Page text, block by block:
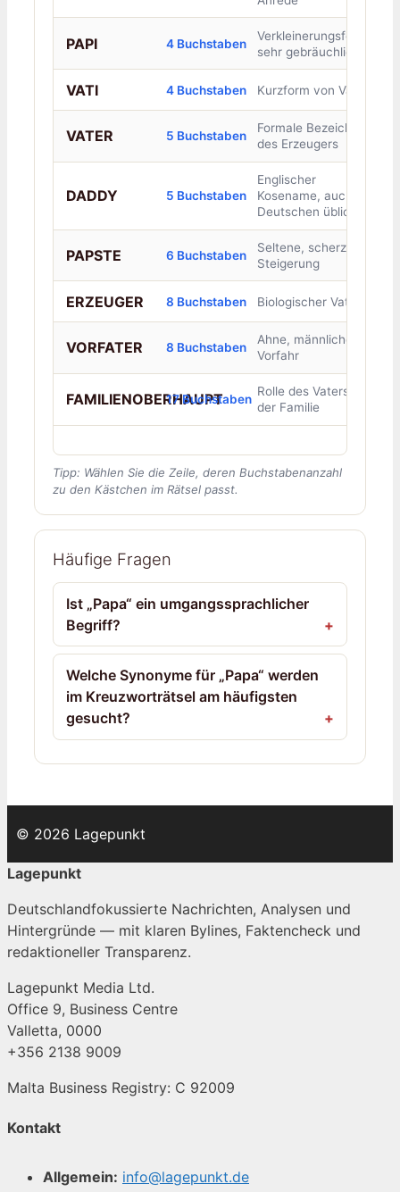
PAPI 4 Buchstaben
Verkleinerungsform,
sehr gebräuchlich
VATI 4 Buchstaben Kurzform von Vater
VATER 5 Buchstaben
Formale Bezeichnung
des Erzeugers
DADDY 5 Buchstaben
Englischer
Kosename, auch im
Deutschen üblich
PAPSTE 6 Buchstaben
Seltene, scherzhafte
Steigerung
ERZEUGER 8 Buchstaben Biologischer Vater
VORFATER 8 Buchstaben
Ahne, männlicher
Vorfahr
FAMILIENOBERHAUPT
17 Buchstaben
Rolle des Vaters in
der Familie
Tipp: Wählen Sie die Zeile, deren Buchstabenanzahl
zu den Kästchen im Rätsel passt.
Häufige Fragen
Ist „Papa“ ein umgangssprachlicher
Begriff?
Welche Synonyme für „Papa“ werden
im Kreuzworträtsel am häufigsten
gesucht?
© 2026 Lagepunkt
Lagepunkt
Deutschlandfokussierte Nachrichten, Analysen und
Hintergründe — mit klaren Bylines, Faktencheck und
redaktioneller Transparenz.
Lagepunkt Media Ltd.
Office 9, Business Centre
Valletta, 0000
+356 2138 9009
Malta Business Registry: C 92009
Kontakt
Allgemein: info@lagepunkt.de